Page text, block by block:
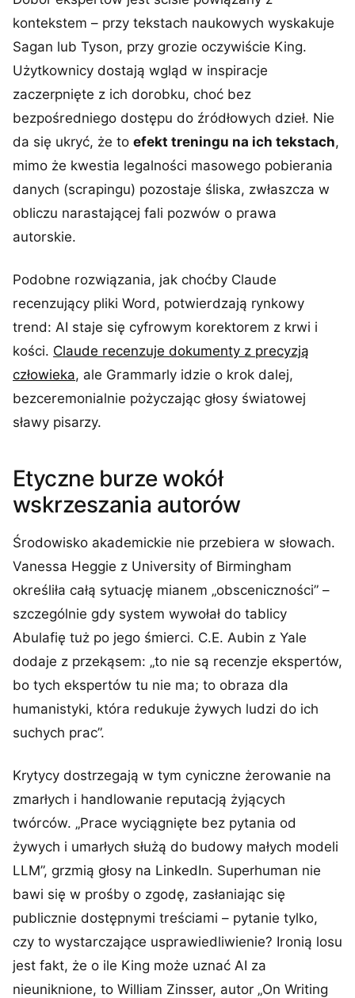
kontekstem – przy tekstach naukowych wyskakuje
Sagan lub Tyson, przy grozie oczywiście King.
Użytkownicy dostają wgląd w inspiracje
zaczerpnięte z ich dorobku, choć bez
bezpośredniego dostępu do źródłowych dzieł. Nie
da się ukryć, że to efekt treningu na ich tekstach,
mimo że kwestia legalności masowego pobierania
danych (scrapingu) pozostaje śliska, zwłaszcza w
obliczu narastającej fali pozwów o prawa
autorskie.
Podobne rozwiązania, jak choćby Claude
recenzujący pliki Word, potwierdzają rynkowy
trend: AI staje się cyfrowym korektorem z krwi i
kości. Claude recenzuje dokumenty z precyzją
człowieka, ale Grammarly idzie o krok dalej,
bezceremonialnie pożyczając głosy światowej
sławy pisarzy.
Etyczne burze wokół
wskrzeszania autorów
Środowisko akademickie nie przebiera w słowach.
Vanessa Heggie z University of Birmingham
określiła całą sytuację mianem „obsceniczności” –
szczególnie gdy system wywołał do tablicy
Abulafię tuż po jego śmierci. C.E. Aubin z Yale
dodaje z przekąsem: „to nie są recenzje ekspertów,
bo tych ekspertów tu nie ma; to obraza dla
humanistyki, która redukuje żywych ludzi do ich
suchych prac”.
Krytycy dostrzegają w tym cyniczne żerowanie na
zmarłych i handlowanie reputacją żyjących
twórców. „Prace wyciągnięte bez pytania od
żywych i umarłych służą do budowy małych modeli
LLM”, grzmią głosy na LinkedIn. Superhuman nie
bawi się w prośby o zgodę, zasłaniając się
publicznie dostępnymi treściami – pytanie tylko,
czy to wystarczające usprawiedliwienie? Ironią losu
jest fakt, że o ile King może uznać AI za
nieuniknione, to William Zinsser, autor „On Writing